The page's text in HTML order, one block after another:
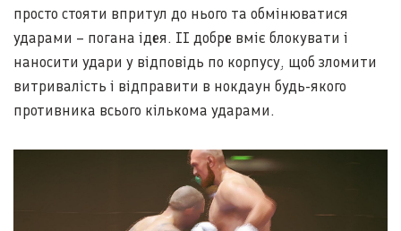
просто стояти впритул до нього та обмінюватися
ударами – погана ідея. ІІ добре вміє блокувати і
наносити удари у відповідь по корпусу, щоб зломити
витривалість і відправити в нокдаун будь-якого
противника всього кількома ударами.